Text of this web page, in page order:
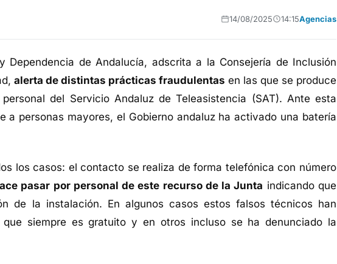
14/08/2025 14:15Agencias
Dependencia de Andalucía, adscrita a la Consejería de Inclusión
alerta de distintas prácticas fraudulentas en las que se produce
del Servicio Andaluz de Teleasistencia (SAT). Ante esta
a personas mayores, el Gobierno andaluz ha activado una batería
los casos: el contacto se realiza de forma telefónica con número
pasar por personal de este recurso de la Junta indicando que
de la instalación. En algunos casos estos falsos técnicos han
siempre es gratuito y en otros incluso se ha denunciado la